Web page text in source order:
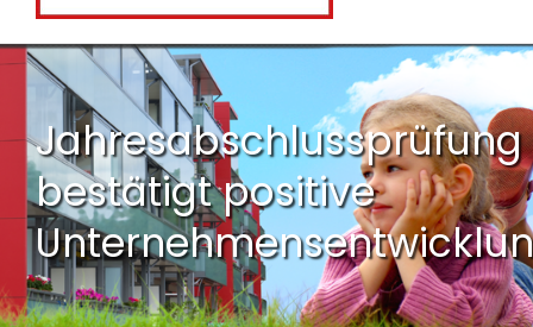
Jahresabschlussprüfung
bestätigt positive